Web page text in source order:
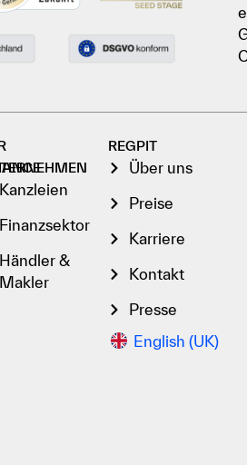
Kanzleien
Finanzsektor
Händler &
Makler
REGPIT
Über uns
Preise
Karriere
Kontakt
Presse
English (UK)